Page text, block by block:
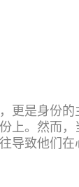
更是身份
上。然而
导致他们